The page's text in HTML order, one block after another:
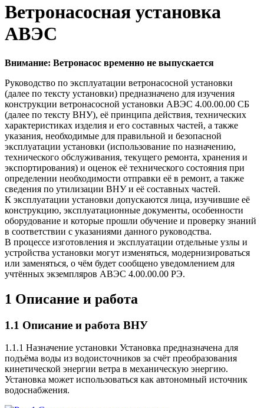
Ветронасосная установка
АВЭС
Внимание: Ветронасос временно не выпускается
Руководство по эксплуатации ветронасосной установки
(далее по тексту установки) предназначено для изучения
конструкции ветронасосной установки АВЭС 4.00.00.00 СБ
(далее по тексту ВНУ), её принципа действия, технических
характеристиках изделия и его составных частей, а также
указания, необходимые для правильной и безопасной
эксплуатации установки (использование по назначению,
технического обслуживания, текущего ремонта, хранения и
экспортирования) и оценок её технического состояния при
определении необходимости отправки её в ремонт, а также
сведения по утилизации ВНУи её составных частей.
К эксплуатации установки допускаются лица, изучившие её
конструкцию, эксплуатационные документы, особенности
оборудование и которые прошли обучение и проверку знаний
в соответствии с указаниями данного руководства.
В процессе изготовления и эксплуатации отдельные узлы и
устройства установки могут изменяться, модернизироваться
или заменяться, о чём будет сообщено уведомлением для
учтённых экземпляров АВЭС 4.00.00.00 РЭ.
1 Описание и работа
1.1 Описание и работа ВНУ
1.1.1 Назначение установки Установка предназначена для
подъёма воды из водоисточников за счёт преобразования
кинетической энергии ветра в механическую энергию.
Установка может использоваться как автономный источник
водоснабжения.